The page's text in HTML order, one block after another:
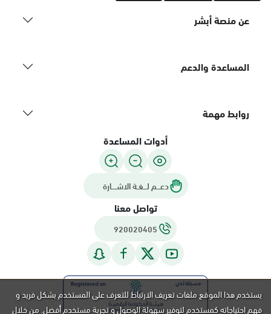
عن منصة أبشر
المساعدة والدعم
روابط مهمة
أدوات المساعدة
دعـــم لـــغـة الاشــــارة
تواصل معنا
920020405
يستخدم هذا الموقع ملفات تعريف الارتباط للتعرف على المستخدم بشكل فريد و
فهم احتياجاته كمستخدم لتوفير سهولة الوصول و تجربة مستخدم أفضل. من خلال